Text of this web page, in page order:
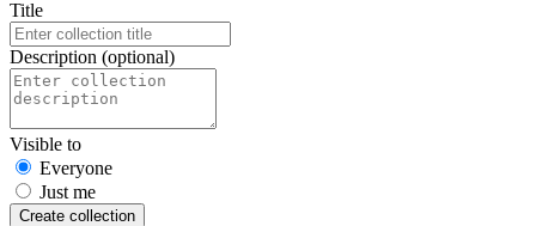
Title
Description (optional)
Visible to
Everyone
Just me
Create collection